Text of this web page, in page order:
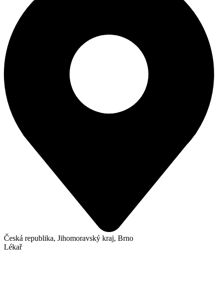
Česká republika, Jihomoravský kraj, Brno
Lékař